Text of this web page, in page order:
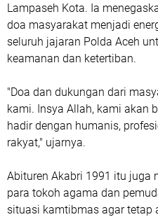
Lampaseh Kota. Ia
doa masyarakat menjadi
seluruh jajaran Polda Aceh
keamanan dan ketertiban.
"Doa dan dukungan dari
kami. Insya Allah, kami akan
hadir dengan humanis,
rakyat," ujarnya.
Abituren Akabri 1991 itu juga
para tokoh agama dan
situasi kamtibmas agar tetap